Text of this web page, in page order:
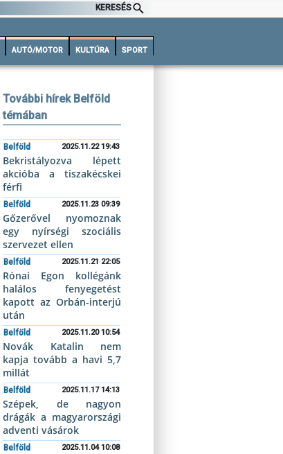
KERESÉS
AUTÓ/MOTOR KULTÚRA SPORT
További hírek Belföld
témában
Belföld 2025.11.22 19:43
Bekristályozva lépett
akcióba a tiszakécskei
férfi
Belföld 2025.11.23 09:39
Gőzerővel nyomoznak
egy nyírségi szociális
szervezet ellen
Belföld 2025.11.21 22:05
Rónai Egon kollégánk
halálos fenyegetést
kapott az Orbán-interjú
után
Belföld 2025.11.20 10:54
Novák Katalin nem
kapja tovább a havi 5,7
millát
Belföld 2025.11.17 14:13
Szépek, de nagyon
drágák a magyarországi
adventi vásárok
Belföld 2025.11.04 10:08